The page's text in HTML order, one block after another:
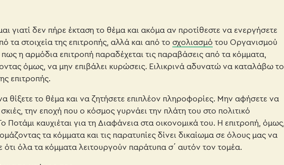
γιατί δεν πήρε έκταση το θέμα και ακόμα αν προτίθεστε να ενεργήσετε
τα στοιχεία της επιτροπής, αλλά και από το σχολιασμό του Οργανισμού
πως η αρμόδια επιτροπή παραδέχεται τις παραβάσεις από τα κόμματα,
όμως, να μην επιβάλει κυρώσεις. Ειλικρινά αδυνατώ να καταλάβω το
επιτροπής.
θίξετε το θέμα και να ζητήσετε επιπλέον πληροφορίες. Μην αφήσετε να
την εποχή που ο κόσμος γυρνάει την πλάτη του στο πολιτικό
Ποτάμι καυχιέται για τη Διαφάνεια στα οικονομικά του. Η επιτροπή, όμως,
τα κόμματα και τις παρατυπίες δίνει δικαίωμα σε όλους μας να
ότι όλα τα κόμματα λειτουργούν παράτυπα σ΄ αυτόν τον τομέα.